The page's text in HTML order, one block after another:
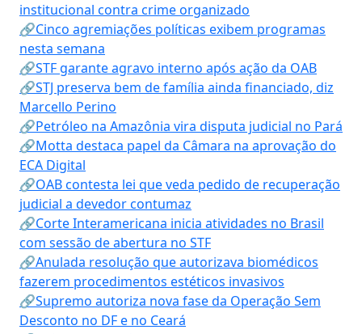
institucional contra crime organizado
🔗Cinco agremiações políticas exibem programas
nesta semana
🔗STF garante agravo interno após ação da OAB
🔗STJ preserva bem de família ainda financiado, diz
Marcello Perino
🔗Petróleo na Amazônia vira disputa judicial no Pará
🔗Motta destaca papel da Câmara na aprovação do
ECA Digital
🔗OAB contesta lei que veda pedido de recuperação
judicial a devedor contumaz
🔗Corte Interamericana inicia atividades no Brasil
com sessão de abertura no STF
🔗Anulada resolução que autorizava biomédicos
fazerem procedimentos estéticos invasivos
🔗Supremo autoriza nova fase da Operação Sem
Desconto no DF e no Ceará